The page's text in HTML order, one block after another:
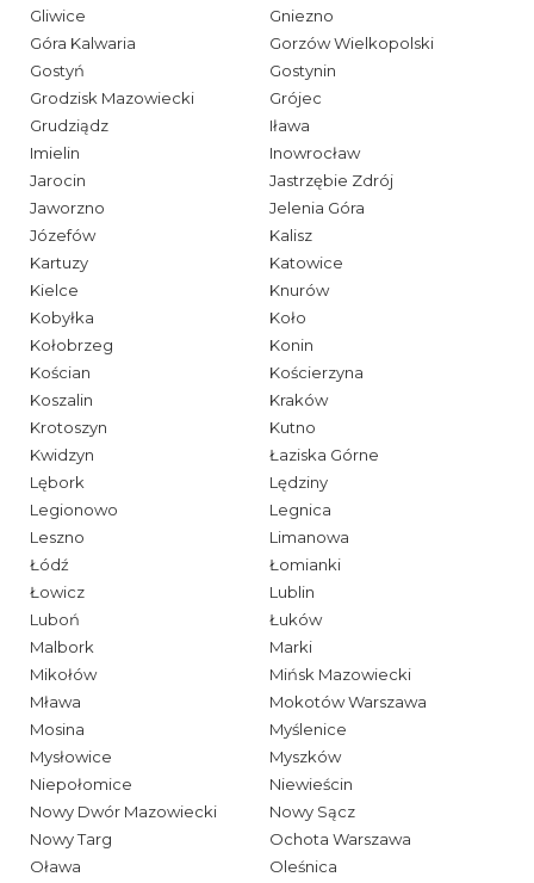
Gliwice
Gniezno
Góra Kalwaria
Gorzów Wielkopolski
Gostyń
Gostynin
Grodzisk Mazowiecki
Grójec
Grudziądz
Iława
Imielin
Inowrocław
Jarocin
Jastrzębie Zdrój
Jaworzno
Jelenia Góra
Józefów
Kalisz
Kartuzy
Katowice
Kielce
Knurów
Kobyłka
Koło
Kołobrzeg
Konin
Kościan
Kościerzyna
Koszalin
Kraków
Krotoszyn
Kutno
Kwidzyn
Łaziska Górne
Lębork
Lędziny
Legionowo
Legnica
Leszno
Limanowa
Łódź
Łomianki
Łowicz
Lublin
Luboń
Łuków
Malbork
Marki
Mikołów
Mińsk Mazowiecki
Mława
Mokotów Warszawa
Mosina
Myślenice
Mysłowice
Myszków
Niepołomice
Niewieścin
Nowy Dwór Mazowiecki
Nowy Sącz
Nowy Targ
Ochota Warszawa
Oława
Oleśnica